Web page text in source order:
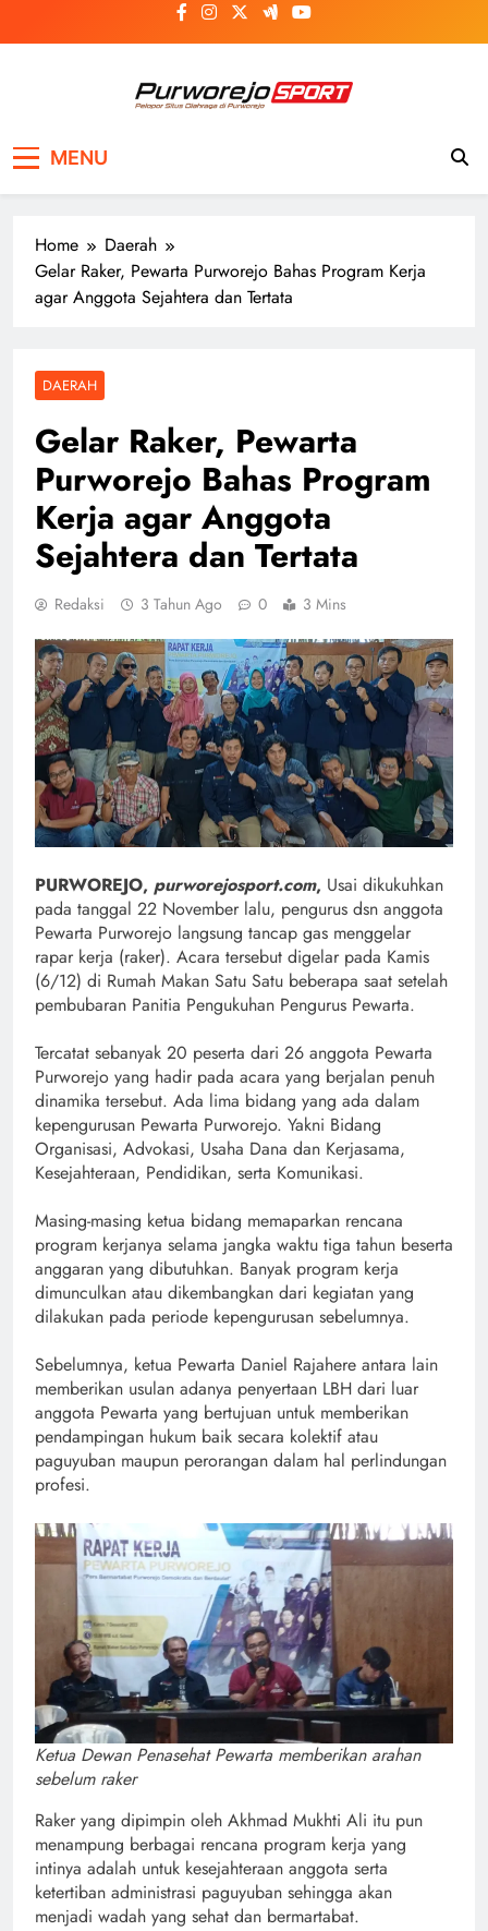
to
MENU
Home
Daerah
Gelar Raker, Pewarta Purworejo Bahas Program Kerja
agar Anggota Sejahtera dan Tertata
DAERAH
Gelar Raker, Pewarta
Purworejo Bahas Program
Kerja agar Anggota
Sejahtera dan Tertata
Redaksi 3 Tahun Ago 0 3 Mins
PURWOREJO, purworejosport.com, Usai dikukuhkan
pada tanggal 22 November lalu, pengurus dsn anggota
Pewarta Purworejo langsung tancap gas menggelar
rapar kerja (raker). Acara tersebut digelar pada Kamis
(6/12) di Rumah Makan Satu Satu beberapa saat setelah
pembubaran Panitia Pengukuhan Pengurus Pewarta.
Tercatat sebanyak 20 peserta dari 26 anggota Pewarta
Purworejo yang hadir pada acara yang berjalan penuh
dinamika tersebut. Ada lima bidang yang ada dalam
kepengurusan Pewarta Purworejo. Yakni Bidang
Organisasi, Advokasi, Usaha Dana dan Kerjasama,
Kesejahteraan, Pendidikan, serta Komunikasi.
Masing-masing ketua bidang memaparkan rencana
program kerjanya selama jangka waktu tiga tahun beserta
anggaran yang dibutuhkan. Banyak program kerja
dimunculkan atau dikembangkan dari kegiatan yang
dilakukan pada periode kepengurusan sebelumnya.
Sebelumnya, ketua Pewarta Daniel Rajahere antara lain
memberikan usulan adanya penyertaan LBH dari luar
anggota Pewarta yang bertujuan untuk memberikan
pendampingan hukum baik secara kolektif atau
paguyuban maupun perorangan dalam hal perlindungan
profesi.
Ketua Dewan Penasehat Pewarta memberikan arahan
sebelum raker
Raker yang dipimpin oleh Akhmad Mukhti Ali itu pun
menampung berbagai rencana program kerja yang
intinya adalah untuk kesejahteraan anggota serta
ketertiban administrasi paguyuban sehingga akan
menjadi wadah yang sehat dan bermartabat.